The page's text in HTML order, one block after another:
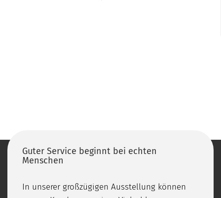
Guter Service beginnt bei echten
Menschen
In unserer großzügigen Ausstellung können